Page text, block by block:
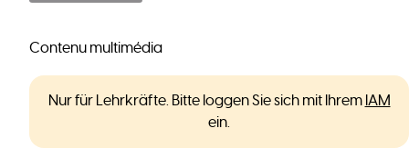
Contenu multimédia
Nur für Lehrkräfte. Bitte loggen Sie sich mit Ihrem IAM
ein.